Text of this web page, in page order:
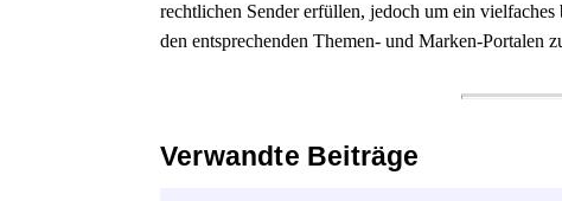
rechtlichen Sender erfüllen, jedoch um ein
den entsprechenden Themen- und Marken-Portalen
Verwandte Beiträge